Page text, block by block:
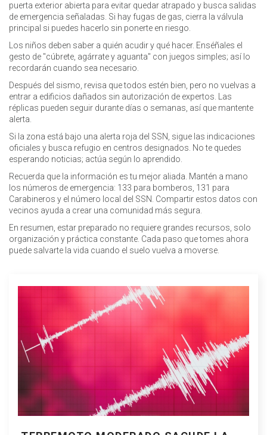
puerta exterior abierta para evitar quedar atrapado y busca salidas
de emergencia señaladas. Si hay fugas de gas, cierra la válvula
principal si puedes hacerlo sin ponerte en riesgo.
Los niños deben saber a quién acudir y qué hacer. Enséñales el
gesto de "cúbrete, agárrate y aguanta" con juegos simples; así lo
recordarán cuando sea necesario.
Después del sismo, revisa que todos estén bien, pero no vuelvas a
entrar a edificios dañados sin autorización de expertos. Las
réplicas pueden seguir durante días o semanas, así que mantente
alerta.
Si la zona está bajo una alerta roja del SSN, sigue las indicaciones
oficiales y busca refugio en centros designados. No te quedes
esperando noticias; actúa según lo aprendido.
Recuerda que la información es tu mejor aliada. Mantén a mano
los números de emergencia: 133 para bomberos, 131 para
Carabineros y el número local del SSN. Compartir estos datos con
vecinos ayuda a crear una comunidad más segura.
En resumen, estar preparado no requiere grandes recursos, solo
organización y práctica constante. Cada paso que tomes ahora
puede salvarte la vida cuando el suelo vuelva a moverse.